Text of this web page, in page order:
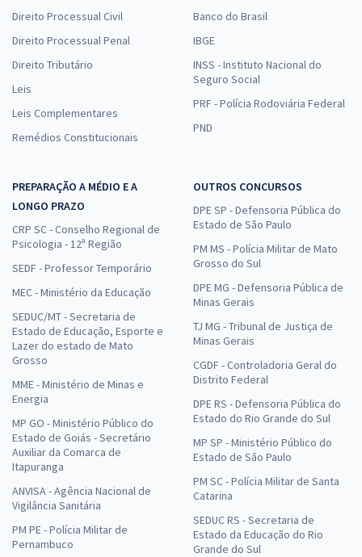
Direito Processual Civil
Direito Processual Penal
Direito Tributário
Leis
Leis Complementares
Remédios Constitucionais
Banco do Brasil
IBGE
INSS - Instituto Nacional do
Seguro Social
PRF - Polícia Rodoviária Federal
PND
PREPARAÇÃO A MÉDIO E A
LONGO PRAZO
CRP SC - Conselho Regional de
Psicologia - 12ª Região
SEDF - Professor Temporário
MEC - Ministério da Educação
SEDUC/MT - Secretaria de
Estado de Educação, Esporte e
Lazer do estado de Mato
Grosso
MME - Ministério de Minas e
Energia
MP GO - Ministério Público do
Estado de Goiás - Secretário
Auxiliar da Comarca de
Itapuranga
ANVISA - Agência Nacional de
Vigilância Sanitária
PM PE - Polícia Militar de
Pernambuco
OUTROS CONCURSOS
DPE SP - Defensoria Pública do
Estado de São Paulo
PM MS - Polícia Militar de Mato
Grosso do Sul
DPE MG - Defensoria Pública de
Minas Gerais
TJ MG - Tribunal de Justiça de
Minas Gerais
CGDF - Controladoria Geral do
Distrito Federal
DPE RS - Defensoria Pública do
Estado do Rio Grande do Sul
MP SP - Ministério Público do
Estado de São Paulo
PM SC - Polícia Militar de Santa
Catarina
SEDUC RS - Secretaria de
Estado da Educação do Rio
Grande do Sul